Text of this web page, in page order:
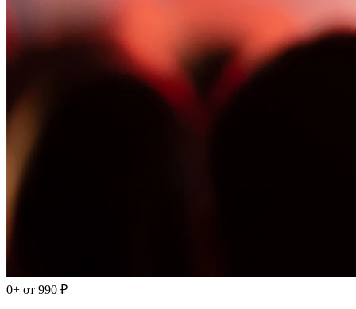
0+ от 990 ₽